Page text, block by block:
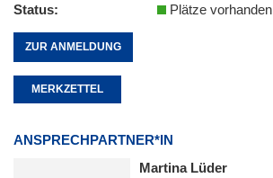
Status
Plätze vorhanden
ZUR ANMELDUNG
MERKZETTEL
ANSPRECHPARTNER*IN
Martina Lüder